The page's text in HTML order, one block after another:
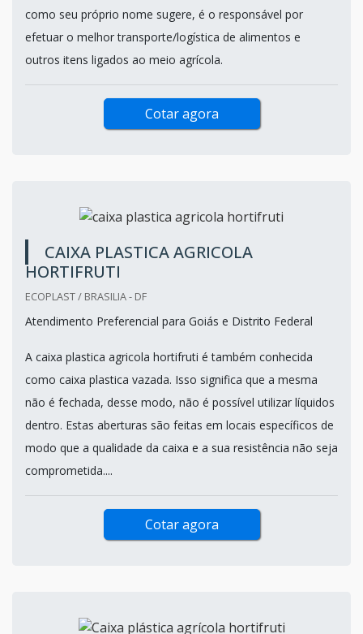
como seu próprio nome sugere, é o responsável por
efetuar o melhor transporte/logística de alimentos e
outros itens ligados ao meio agrícola.
Cotar agora
CAIXA PLASTICA AGRICOLA
HORTIFRUTI
ECOPLAST / BRASILIA - DF
Atendimento Preferencial para Goiás e Distrito Federal
A caixa plastica agricola hortifruti é também conhecida
como caixa plastica vazada. Isso significa que a mesma
não é fechada, desse modo, não é possível utilizar líquidos
dentro. Estas aberturas são feitas em locais específicos de
modo que a qualidade da caixa e a sua resistência não seja
comprometida....
Cotar agora